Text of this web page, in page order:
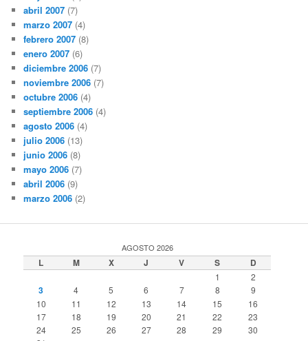
abril 2007 (7)
marzo 2007 (4)
febrero 2007 (8)
enero 2007 (6)
diciembre 2006 (7)
noviembre 2006 (7)
octubre 2006 (4)
septiembre 2006 (4)
agosto 2006 (4)
julio 2006 (13)
junio 2006 (8)
mayo 2006 (7)
abril 2006 (9)
marzo 2006 (2)
AGOSTO 2026
L M X J V S D
1 2
3 4 5 6 7 8
9
10
11 12 13 14 15
16
17
18 19 20 21 22
23
24
25 26 27 28 29
30